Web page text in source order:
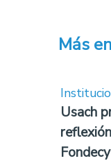
Más
Usach